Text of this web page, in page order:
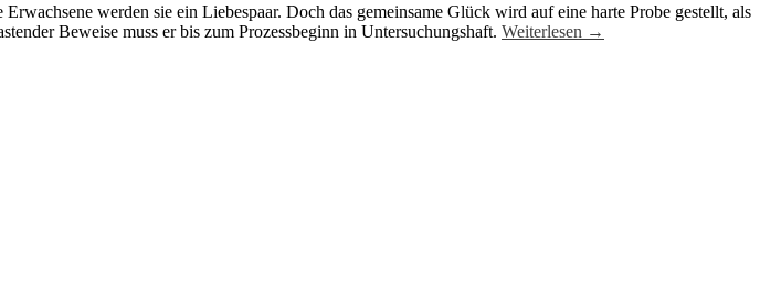
werden sie ein Liebespaar. Doch das gemeinsame Glück wird auf eine harte Probe gestellt, als
Beweise muss er bis zum Prozessbeginn in Untersuchungshaft. Weiterlesen →